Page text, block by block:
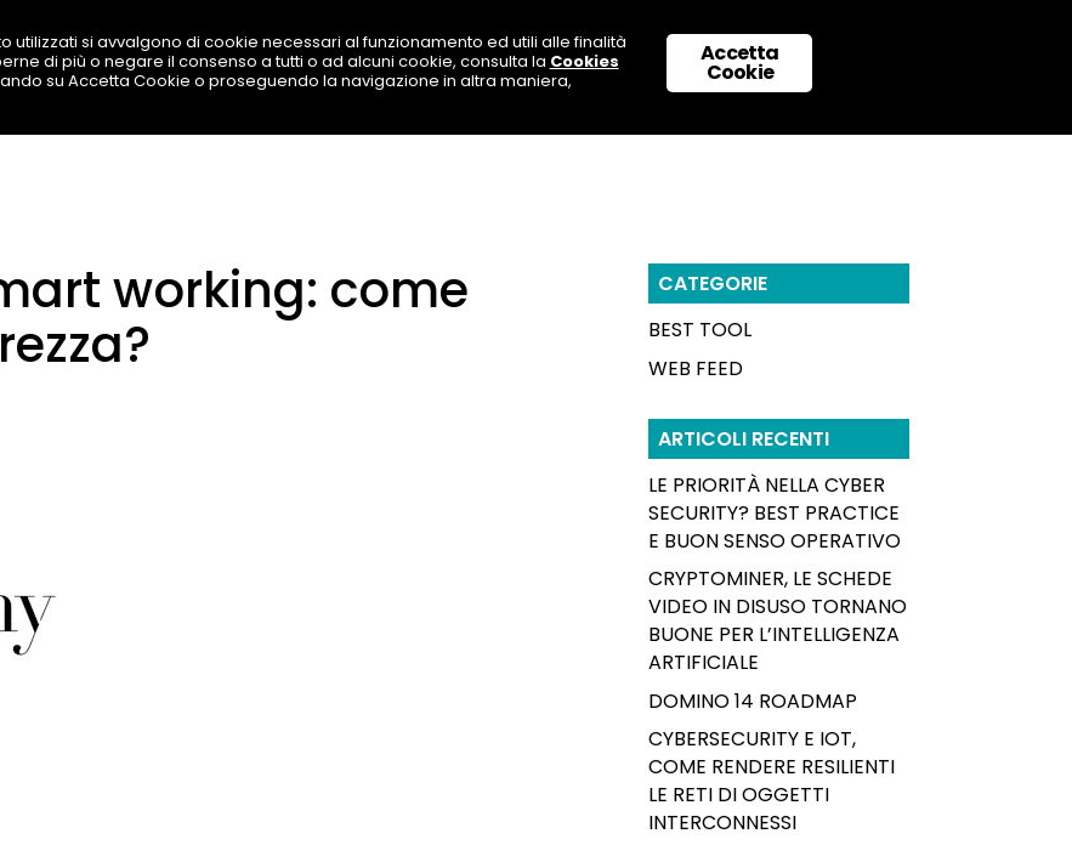
SOLUZIONI PRODOTTI BEST TOOL LAVORA CON NOI SUPPORTO & CONTATTI
working: come
CATEGORIE
BEST TOOL
WEB FEED
ARTICOLI RECENTI
LE PRIORITÀ NELLA CYBER
SECURITY? BEST PRACTICE
E BUON SENSO OPERATIVO
CRYPTOMINER, LE SCHEDE
VIDEO IN DISUSO TORNANO
BUONE PER L’INTELLIGENZA
ARTIFICIALE
DOMINO 14 ROADMAP
CYBERSECURITY E IOT,
COME RENDERE RESILIENTI
LE RETI DI OGGETTI
INTERCONNESSI
Accetta
Cookie
utilizzati si avvalgono di cookie necessari al funzionamento ed utili alle finalità
di più o negare il consenso a tutti o ad alcuni cookie, consulta la Cookies
su Accetta Cookie o proseguendo la navigazione in altra maniera,